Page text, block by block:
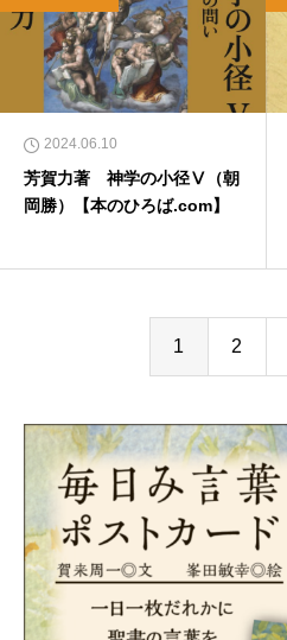
2024.06.10
芳賀力著 神学の小径Ⅴ（朝
岡勝）【本のひろば.com】
1 2